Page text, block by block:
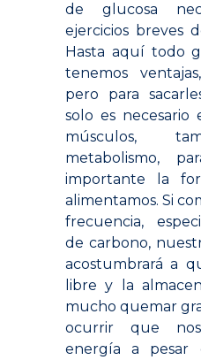
de glucosa
ejercicios breves
Hasta aquí todo
tenemos
pero para
solo es necesario
músculos,
metabolismo,
importante la
alimentamos. Si
frecuencia,
de carbono,
acostumbrará a
libre y la
mucho quemar
ocurrir que
energía a pesar